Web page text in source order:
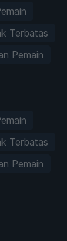
Terbatas
Pemain
Terbatas
Pemain